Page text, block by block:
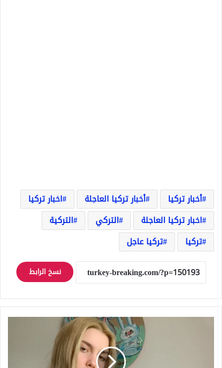
أخبار تركيا أخبار تركيا العاجلة
اخبار تركيا
اخبار تركيا العاجلة
التركي
التركية
تركيا
تركيا عاجل
نسخ الرابط